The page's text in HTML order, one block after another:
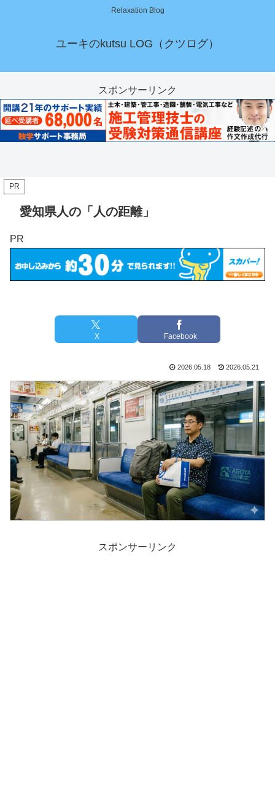
Relaxation Blog
ユーキのkutsu LOG（クツログ）
スポンサーリンク
PR
愛知県人の「人の距離」
PR
X Facebook
2026.05.18 2026.05.21
スポンサーリンク